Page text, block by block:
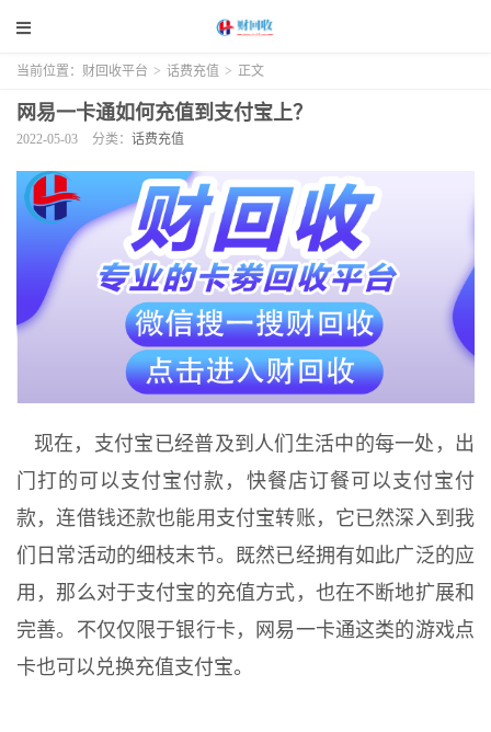
当前位置： 财回收平台 > 话费充值 > 正文
网易一卡通如何充值到支付宝上？
2022-05-03 分类： 话费充值
现在，支付宝已经普及到人们生活中的每一处，出
门打的可以支付宝付款，快餐店订餐可以支付宝付
款，连借钱还款也能用支付宝转账，它已然深入到我
们日常活动的细枝末节。既然已经拥有如此广泛的应
用，那么对于支付宝的充值方式，也在不断地扩展和
完善。不仅仅限于银行卡，网易一卡通这类的游戏点
卡也可以兑换充值支付宝。